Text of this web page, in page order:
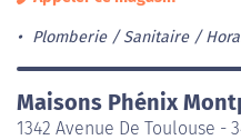
Plomberie / Sanitaire
Maisons Phénix
1342 Avenue De Toulouse -